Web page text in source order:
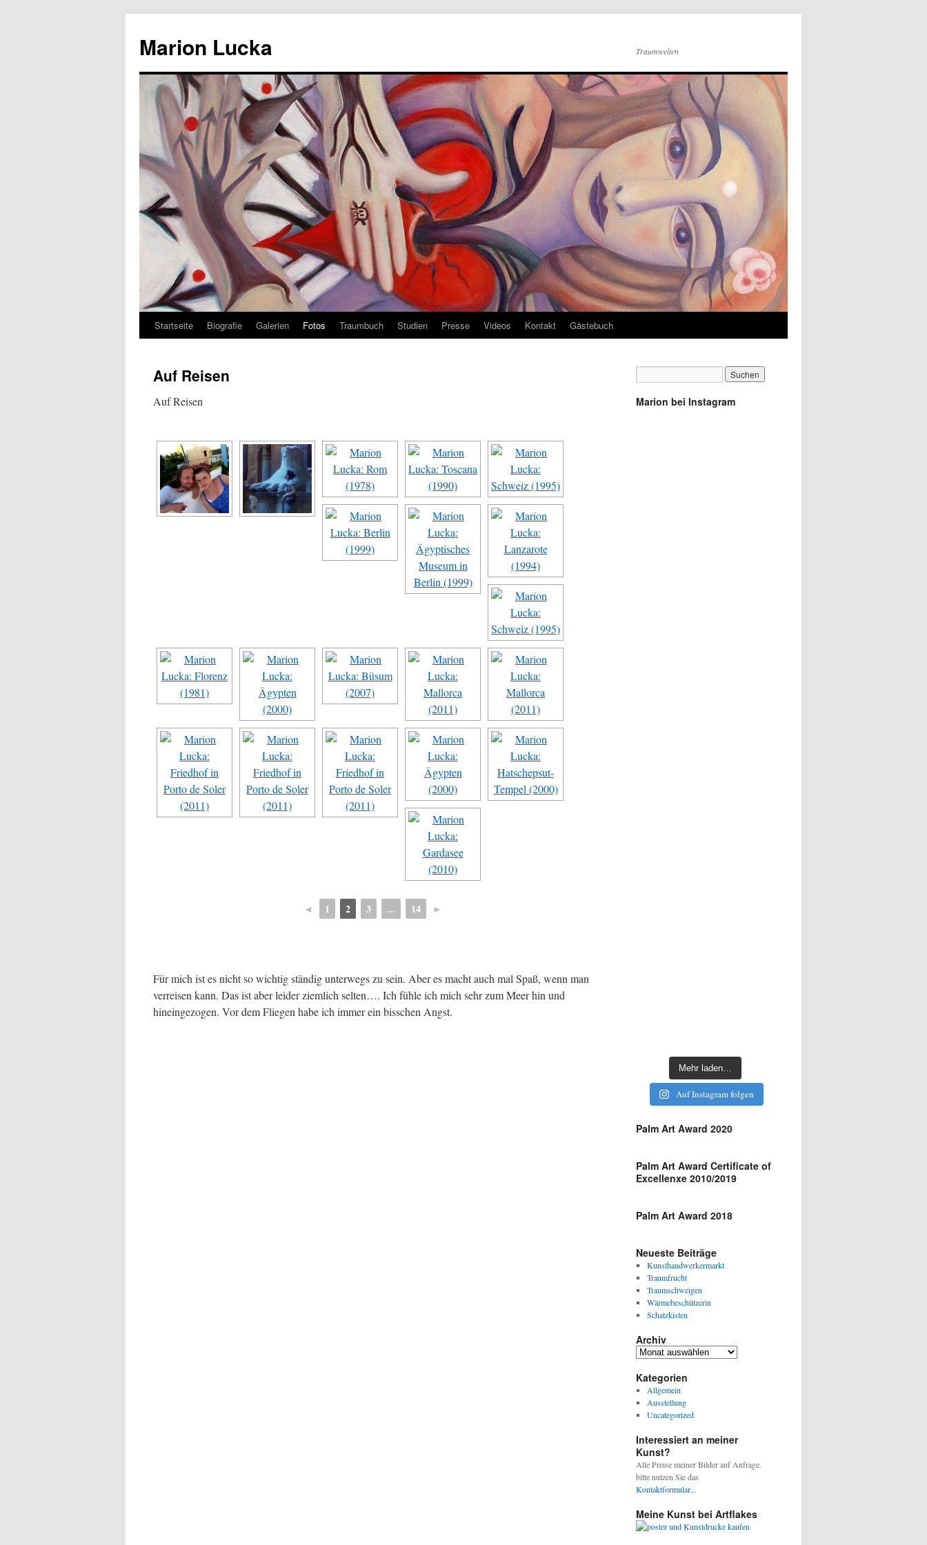
Marion Lucka Traumwelten
Zum
springen
Startseite Biografie Galerien Fotos Traumbuch Studien Presse Videos Kontakt Gästebuch
Auf Reisen
Auf Reisen
◄ 1 2 3 ... 14 ►
Für mich ist es nicht so wichtig ständig unterwegs zu sein. Aber es macht auch mal Spaß, wenn man
verreisen kann. Das ist aber leider ziemlich selten…. Ich fühle ich mich sehr zum Meer hin und
hineingezogen. Vor dem Fliegen habe ich immer ein bisschen Angst.
Marion bei Instagram
Mehr laden…
Auf Instagram folgen
Palm Art Award 2020
Palm Art Award Certificate of
Excellenxe 2010/2019
Palm Art Award 2018
Neueste Beiträge
Kunsthandwerkermarkt
Traumfrucht
Traumschweigen
Wärmebeschützerin
Schatzkisten
Archiv
Archiv
Kategorien
Allgemein
Ausstellung
Uncategorized
Interessiert an meiner
Kunst?
Alle Preise meiner Bilder auf Anfrage.
bitte nutzen Sie das
Kontaktformular...
Meine Kunst bei Artflakes